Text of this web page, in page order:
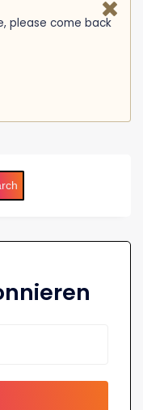
please come back